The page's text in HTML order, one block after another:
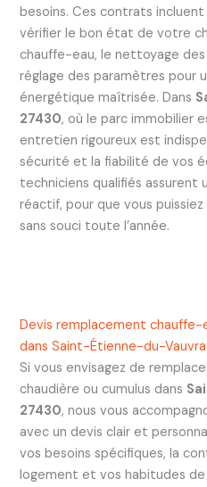
besoins. Ces contrats
vérifier le bon état de votre
chauffe-eau, le nettoyage
réglage des paramètres pour
énergétique maîtrisée. Dans
27430, où le parc immobilier
entretien rigoureux est
sécurité et la fiabilité de vos
techniciens qualifiés assurent
réactif, pour que vous
sans souci toute l’année.
Devis remplacement chauffe-
dans Saint-Étienne-du-
Si vous envisagez de
chaudière ou cumulus dans
27430, nous vous
avec un devis clair et
vos besoins spécifiques, la
logement et vos habitudes